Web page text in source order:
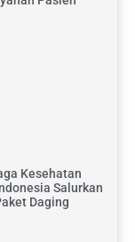
Kesehatan
Salurkan
Daging